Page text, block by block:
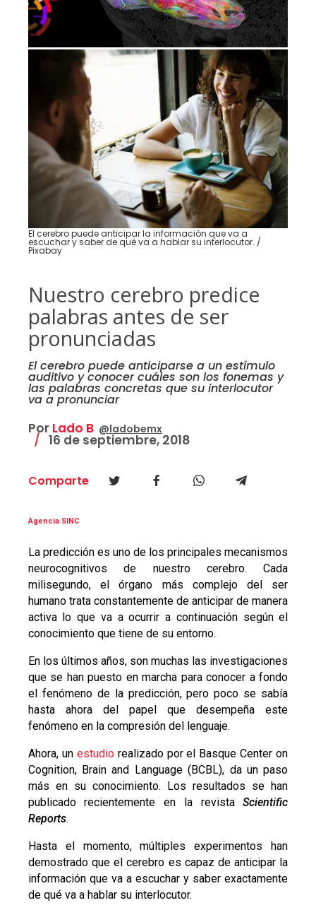
El cerebro puede anticipar la información que va a
escuchar y saber de qué va a hablar su interlocutor. /
Pixabay
Nuestro cerebro predice
palabras antes de ser
pronunciadas
El cerebro puede anticiparse a un estímulo
auditivo y conocer cuáles son los fonemas y
las palabras concretas que su interlocutor
va a pronunciar
Por Lado B @ladobemx
16 de septiembre, 2018
Comparte
Agencia SINC
La predicción es uno de los principales mecanismos
neurocognitivos de nuestro cerebro. Cada
milisegundo, el órgano más complejo del ser
humano trata constantemente de anticipar de manera
activa lo que va a ocurrir a continuación según el
conocimiento que tiene de su entorno.
En los últimos años, son muchas las investigaciones
que se han puesto en marcha para conocer a fondo
el fenómeno de la predicción, pero poco se sabía
hasta ahora del papel que desempeña este
fenómeno en la compresión del lenguaje.
Ahora, un estudiorealizado por el Basque Center on
Cognition, Brain and Language (BCBL), da un paso
más en su conocimiento. Los resultados se han
publicado recientemente en la revistaScientific
Reports.
Hasta el momento, múltiples experimentos han
demostrado que el cerebro es capaz de anticipar la
información que va a escuchar y saber exactamente
de qué va a hablar su interlocutor.